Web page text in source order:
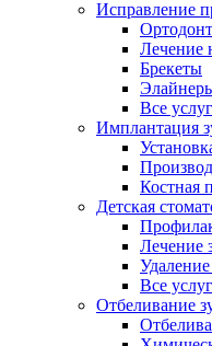
Исправление
Ортодонт
Лечение
Брекеты
Все
Имплантация
Костная
Детская
Лечение
Удаление
Все
Отбеливание